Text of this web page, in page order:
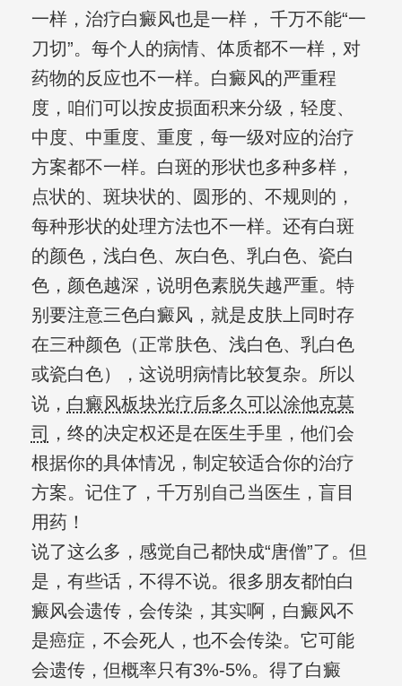
一样，治疗白癜风也是一样， 千万不能“一
刀切”。每个人的病情、体质都不一样，对
药物的反应也不一样。白癜风的严重程
度，咱们可以按皮损面积来分级，轻度、
中度、中重度、重度，每一级对应的治疗
方案都不一样。白斑的形状也多种多样，
点状的、斑块状的、圆形的、不规则的，
每种形状的处理方法也不一样。还有白斑
的颜色，浅白色、灰白色、乳白色、瓷白
色，颜色越深，说明色素脱失越严重。特
别要注意三色白癜风，就是皮肤上同时存
在三种颜色（正常肤色、浅白色、乳白色
或瓷白色），这说明病情比较复杂。所以
说， 白癜风板块光疗后多久可以涂他克莫
司
，终的决定权还是在医生手里，他们会
根据你的具体情况，制定较适合你的治疗
方案。记住了，千万别自己当医生，盲目
用药！
说了这么多，感觉自己都快成“唐僧”了。但
是，有些话，不得不说。很多朋友都怕白
癜风会遗传，会传染，其实啊，白癜风不
是癌症，不会死人，也不会传染。它可能
会遗传，但概率只有3%-5%。得了白癜